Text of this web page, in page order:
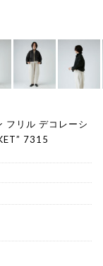
フリル デコレーシ
7315